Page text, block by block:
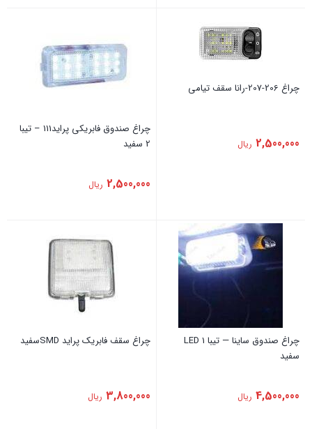
چراغ 206-207-رانا سقف تیامی
2,500,000 ریال
چراغ صندوق فابریکی پراید111 – تیبا
2 سفید
2,500,000 ریال
چراغ صندوق ساینا — تیبا 1 LED
سفید
4,500,000 ریال
چراغ سقف فابریک ‏پراید SMDسفید
3,800,000 ریال